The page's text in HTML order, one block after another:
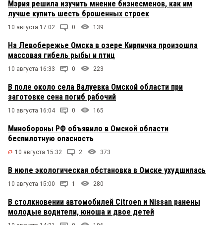
Мэрия решила изучить мнение бизнесменов, как им
лучше купить шесть брошенных строек
10 августа 17:02 0 139
На Левобережье Омска в озере Кирпичка произошла
массовая гибель рыбы и птиц
10 августа 16:33 0 223
В поле около села Валуевка Омской области при
заготовке сена погиб рабочий
10 августа 16:04 0 165
Минобороны РФ объявило в Омской области
беспилотную опасность
10 августа 15:32 2 373
В июле экологическая обстановка в Омске ухудшилась
10 августа 15:00 1 280
В столкновении автомобилей Citroen и Nissan ранены
молодые водители, юноша и двое детей